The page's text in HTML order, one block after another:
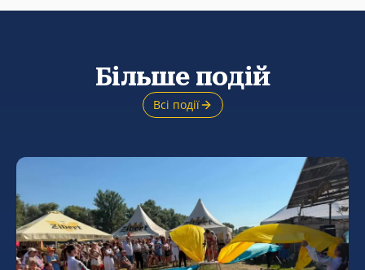
Більше подій
Всі події